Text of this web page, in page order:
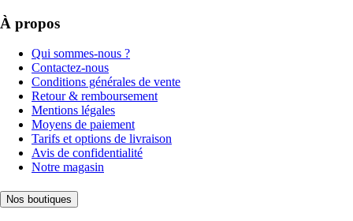
À propos
Qui sommes-nous ?
Contactez-nous
Conditions générales de vente
Retour & remboursement
Mentions légales
Moyens de paiement
Tarifs et options de livraison
Avis de confidentialité
Notre magasin
Nos boutiques